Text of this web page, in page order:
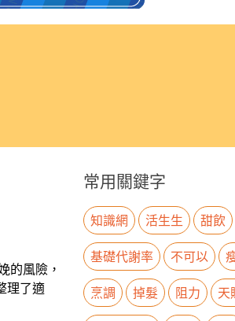
的風險，
理了適
常用關鍵字
知識網 活生生 甜飲
基礎代謝率
不可以
烹調
掉髮 阻力 天